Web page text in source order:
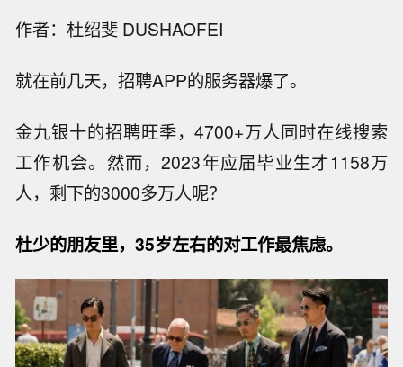
作者：杜绍斐 DUSHAOFEI
就在前几天，招聘APP的服务器爆了。
金九银十的招聘旺季，4700+万人同时在线搜索
工作机会。然而，2023年应届毕业生才1158万
人，剩下的3000多万人呢？
杜少的朋友里，35岁左右的对工作最焦虑。